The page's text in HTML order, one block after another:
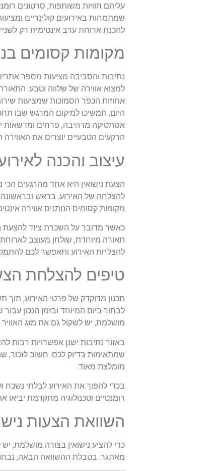
עליהם חוויות משותפות, סרטונים
שמתמחות באירועים קולינריים
להכנת ארוחת ערב אינטימית רק
מקומות קסומים
נתיבות והסביבה מציעות מספר
למצוא אווירה של שלווה וטבע.
אחוזות הכפר הסמוכות שמציעות
היום, תמשיכו למיקום המרגש שבו
אסתטיקה מרהיבה, פרחים ומדשאות
הרקעים הטבעיים יוצרים את
עיצוב והכנה
הצעת נישואין היא אחד מהרגעים הכי
להצלחה של האירוע. בראש ובראשונה,
מקומות קסומים הנותנים אווירה
כאשר מדובר על השכרת ציוד להצעת
תאורה מיוחדת, שולחן מעוצב
להצלחת האירוע ותאפשר לכם
טיפים להצלחת
תכנון מדוקדק של פרטי האירוע,
לבחור ביום המיוחד ובזמן הנכון
מושלמת, יש לשקול גם את מזג האוויר
באזור נתיבות ישנן אפשרויות רבות
שמתאימות בדיוק לכם. חשוב לזכור,
מומלצת מאוד.
בכדי להפוך את האירוע לבלתי נשכח
רומנטיים וטכנולוגיה מתקדמת
השוואת הצעות
כדי להציע נישואין בצורה מושלמת,
מאתגר. בטבלת ההשוואה הבאה, נבחנו